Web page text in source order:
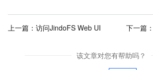
上一篇： 访问JindoFS Web UI 下一篇：
该文章对您有帮助吗？